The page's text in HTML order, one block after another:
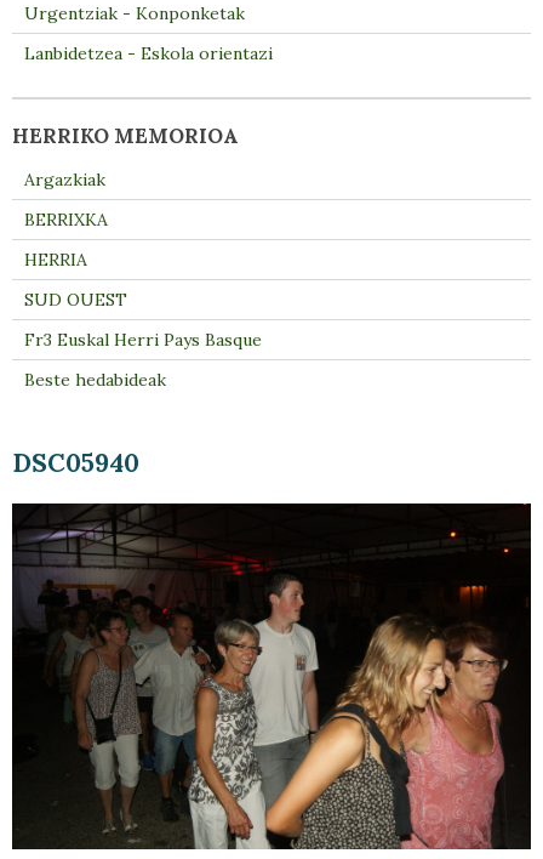
DSC05940
Urgentziak - Konponketak
Lanbidetzea - Eskola orientazi
HERRIKO MEMORIOA
Argazkiak
BERRIXKA
HERRIA
SUD OUEST
Fr3 Euskal Herri Pays Basque
Beste hedabideak